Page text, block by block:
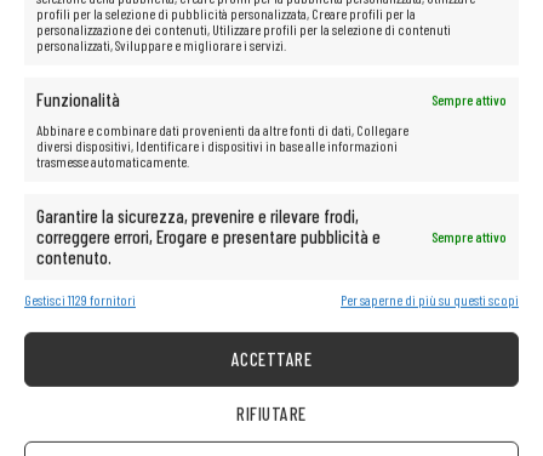
profili per la selezione di pubblicità personalizzata, Creare profili per la
personalizzazione dei contenuti, Utilizzare profili per la selezione di contenuti
personalizzati, Sviluppare e migliorare i servizi.
Funzionalità
Sempre attivo
Abbinare e combinare dati provenienti da altre fonti di dati, Collegare
diversi dispositivi, Identificare i dispositivi in base alle informazioni
trasmesse automaticamente.
Garantire la sicurezza, prevenire e rilevare frodi,
correggere errori, Erogare e presentare pubblicità e
contenuto.
Sempre attivo
Gestisci 1129 fornitori Per saperne di più su questi scopi
ACCETTARE
RIFIUTARE